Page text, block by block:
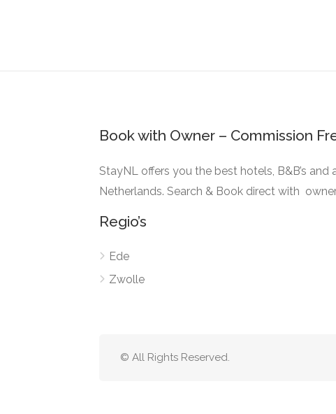
Book with Owner – Commission
StayNL offers you the best hotels, B&B’s
Netherlands. Search & Book direct with
Regio’s
Ede
Zwolle
© All Rights Reserved.